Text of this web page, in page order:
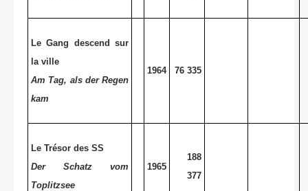
Le Gang descend sur
la ville
Am Tag, als der Regen
kam
1964 76 335
Le Trésor des SS
Der Schatz vom
Toplitzsee
1965
188
377